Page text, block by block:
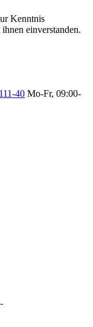
Kenntnis
einverstanden.
40 Mo-Fr, 09:00-